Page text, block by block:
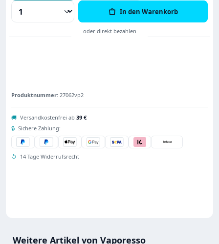
Produkt Anzahl: Gib den gewünschten
In den Warenkorb
Produktnummer: 27062vp2
🚚 Versandkostenfrei ab 39 €
🔒 Sichere Zahlung:
↺ 14 Tage Widerrufsrecht
Weitere Artikel von Vaporesso